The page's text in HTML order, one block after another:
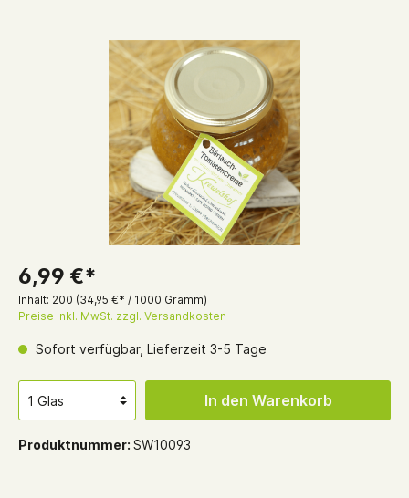
6,99 €*
Inhalt: 200 (34,95 €* / 1000 Gramm)
Preise inkl. MwSt. zzgl. Versandkosten
Sofort verfügbar, Lieferzeit 3-5 Tage
In den Warenkorb
Produktnummer: SW10093